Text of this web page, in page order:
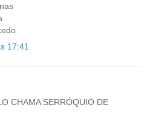
17:41
CHAMA SERRÓQUIO DE